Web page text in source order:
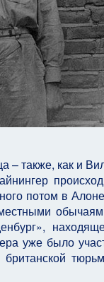
также, как и
потом в
уже было
британской